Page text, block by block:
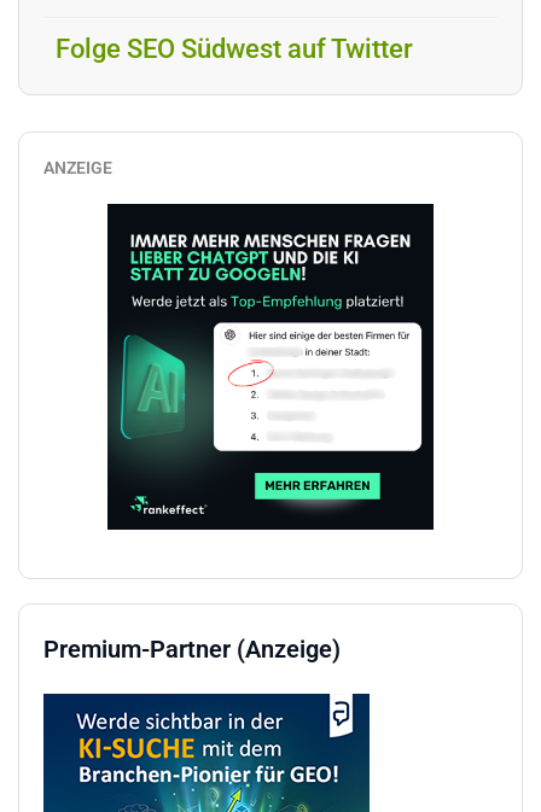
Folge SEO Südwest auf Twitter
ANZEIGE
Premium-Partner (Anzeige)